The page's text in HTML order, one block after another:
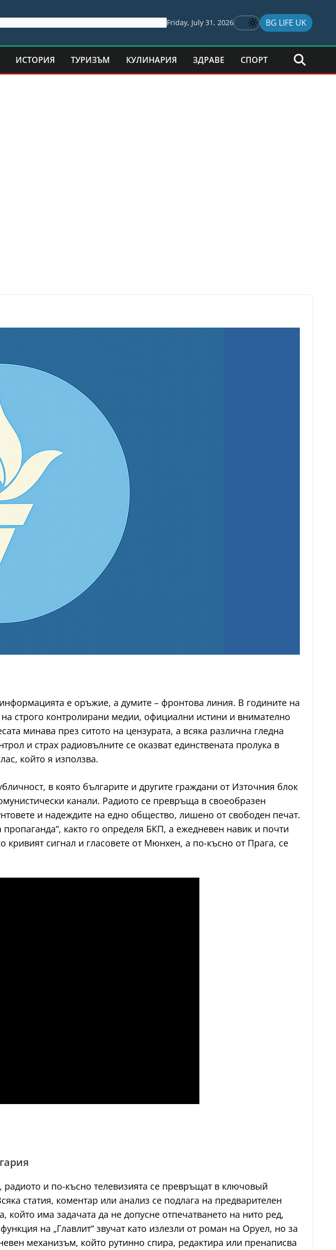
Friday, July 31, 2026 BG LIFE UK
ИСТОРИЯ ТУРИЗЪМ КУЛИНАРИЯ ЗДРАВЕ СПОРТ
е оръжие, а думите – фронтова линия. В годините на
строго контролирани медии, официални истини и внимателно
минава през ситото на цензурата, а всяка различна гледна
и страх радиовълните се оказват единствената пролука в
който я използва.
в която българите и другите граждани от Източния блок
канали. Радиото се превръща в своеобразен
и надеждите на едно общество, лишено от свободен печат.
както го определя БКП, а ежедневен навик и почти
сигнал и гласовете от Мюнхен, а по-късно от Прага, се
и по-късно телевизията се превръщат в ключовый
статия, коментар или анализ се подлага на предварителен
който има задачата да не допусне отпечатването на нито ред,
на „Главлит“ звучат като излезли от роман на Оруел, но за
механизъм, който рутинно спира, редактира или пренаписва